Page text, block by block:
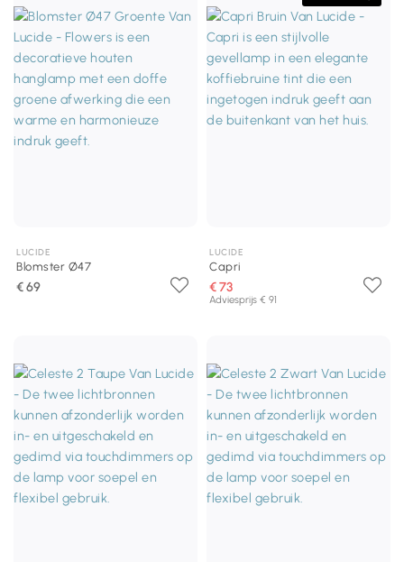
LUCIDE
Blomster Ø47
€ 69
LUCIDE
Capri
€ 73
Adviesprijs € 91